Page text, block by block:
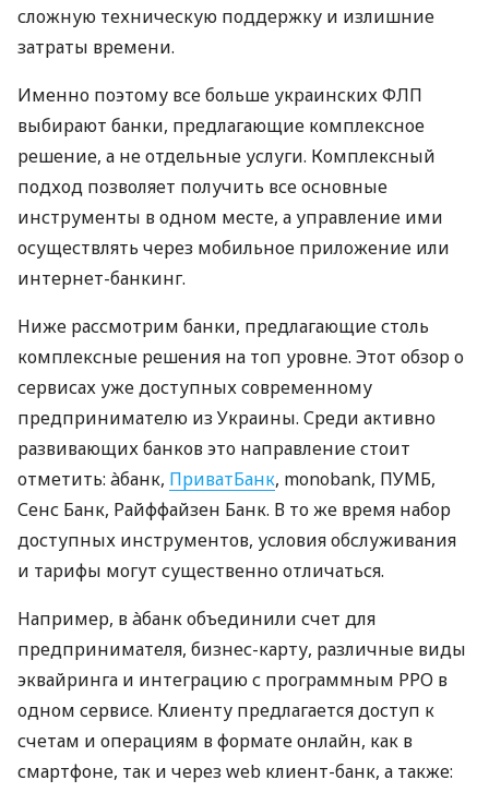
сложную техническую поддержку и излишние
затраты времени.
Именно поэтому все больше украинских ФЛП
выбирают банки, предлагающие комплексное
решение, а не отдельные услуги. Комплексный
подход позволяет получить все основные
инструменты в одном месте, а управление ими
осуществлять через мобильное приложение или
интернет-банкинг.
Ниже рассмотрим банки, предлагающие столь
комплексные решения на топ уровне. Этот обзор о
сервисах уже доступных современному
предпринимателю из Украины. Среди активно
развивающих банков это направление стоит
отметить: àбанк, ПриватБанк, monobank, ПУМБ,
Сенс Банк, Райффайзен Банк. В то же время набор
доступных инструментов, условия обслуживания
и тарифы могут существенно отличаться.
Например, в àбанк объединили счет для
предпринимателя, бизнес-карту, различные виды
эквайринга и интеграцию с программным РРО в
одном сервисе. Клиенту предлагается доступ к
счетам и операциям в формате онлайн, как в
смартфоне, так и через web клиент-банк, а также: